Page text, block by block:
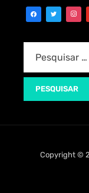
Copyright ©